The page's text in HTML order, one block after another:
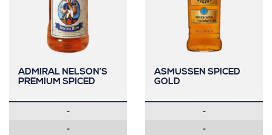
ADMIRAL NELSON’S
PREMIUM SPICED
-
-
ASMUSSEN SPICED
GOLD
-
-